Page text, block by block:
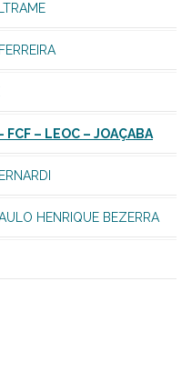
FCF – LEOC – JOAÇABA
HENRIQUE BEZERRA